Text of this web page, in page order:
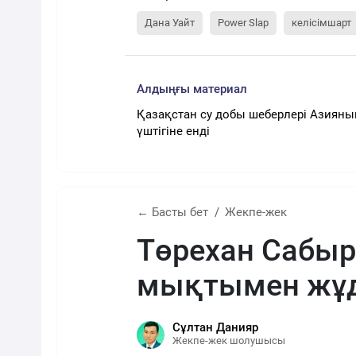
Дана Уайт Power Slap келісімшарт
Алдыңғы материал
Қазақстан су добы шеберлері
үштігіне енді
← Басты бет Жекпе-жек
Төрехан
мықтымен
Сұлтан Данияр
Жекпе-жек шолушысы